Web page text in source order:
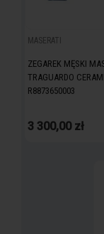
MASERATI
ZEGAREK MĘSKI
TRAGUARDO
R8873650003
3 300,00 zł